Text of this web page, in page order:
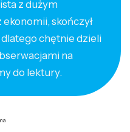
z dużym
skończył
dlatego chętnie dzieli
na
do lektury.